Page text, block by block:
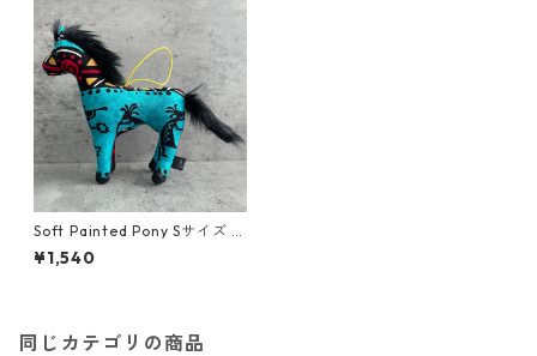
Soft Painted Pony Sサイズ U
SA FABRIC＃108
¥1,540
同じカテゴリの商品